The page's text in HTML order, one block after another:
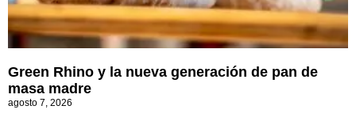
Green Rhino y la nueva generación de pan de
masa madre
agosto 7, 2026